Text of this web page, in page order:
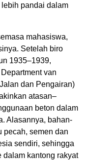
pandai dalam
mahasiswa,
Setelah biro
1935–1939,
van
dan Pengairan)
atasan–
beton dalam
Alasannya, bahan-
pecah, semen dan
sendiri, sehingga
dalam kantong rakyat